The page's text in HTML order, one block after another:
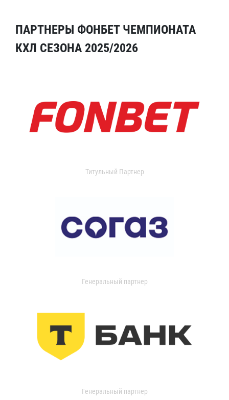
ПАРТНЕРЫ ФОНБЕТ ЧЕМПИОНАТА
КХЛ СЕЗОНА 2025/2026
Титульный Партнер
Генеральный партнер
Генеральный партнер